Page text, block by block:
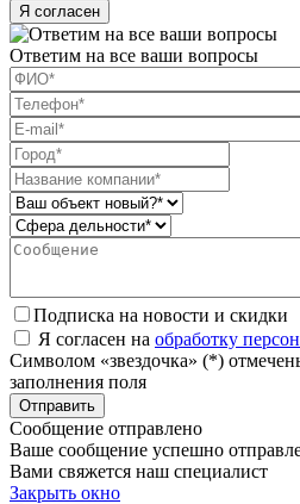
Я согласен
Ответим на все ваши вопросы
Подписка на новости и скидки
Я согласен на обработку
Символом «звездочка» (*)
заполнения поля
Сообщение отправлено
Ваше сообщение успешно
Вами свяжется наш специалист
Закрыть окно